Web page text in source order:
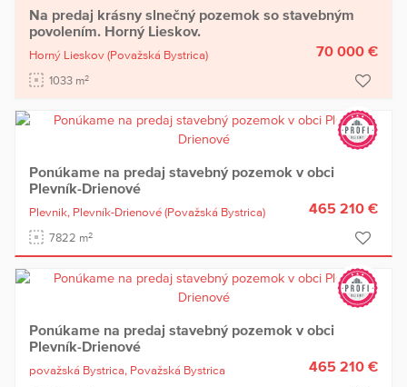
Na predaj krásny slnečný pozemok so stavebným
povolením. Horný Lieskov.
Horný Lieskov (Považská Bystrica)
1033 m2
70 000 €
Ponúkame na predaj stavebný pozemok v obci
Plevník-Drienové
Plevnik, Plevník-Drienové (Považská Bystrica)
7822 m2
465 210 €
Ponúkame na predaj stavebný pozemok v obci
Plevník-Drienové
považská Bystrica, Považská Bystrica
465 210 €